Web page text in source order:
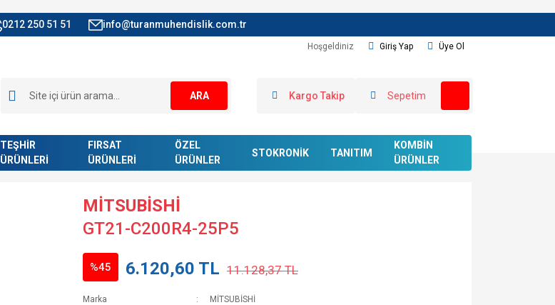
0212 250 51 51 info@turanmuhendislik.com.tr
Hoşgeldiniz Giriş Yap Üye Ol
ARA Kargo Takip Sepetim
TEŞHİR
ÜRÜNLERİ
FIRSAT
ÜRÜNLERİ
ÖZEL
ÜRÜNLER
STOKRONİK TANITIM
KOMBİN
ÜRÜNLER
MİTSUBİSHİ
GT21-C200R4-25P5
%45 6.120,60 TL 11.128,37 TL
Marka
MİTSUBİSHİ